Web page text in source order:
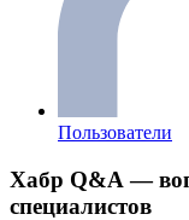
Пользователи
Хабр Q&A —
специалистов